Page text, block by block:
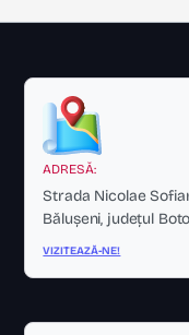
ADRESĂ:
Strada Nicolae
Bălușeni, județul
VIZITEAZĂ-NE!